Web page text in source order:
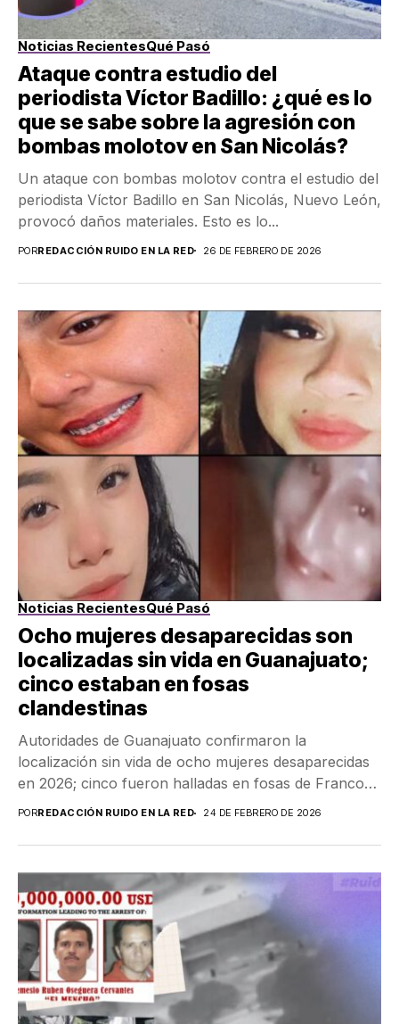
Noticias RecientesQué Pasó
Ataque contra estudio del
periodista Víctor Badillo: ¿qué es lo
que se sabe sobre la agresión con
bombas molotov en San Nicolás?
Un ataque con bombas molotov contra el estudio del
periodista Víctor Badillo en San Nicolás, Nuevo León,
provocó daños materiales. Esto es lo...
PORREDACCIÓN RUIDO EN LA RED 26 DE FEBRERO DE 2026
Noticias RecientesQué Pasó
Ocho mujeres desaparecidas son
localizadas sin vida en Guanajuato;
cinco estaban en fosas
clandestinas
Autoridades de Guanajuato confirmaron la
localización sin vida de ocho mujeres desaparecidas
en 2026; cinco fueron halladas en fosas de Franco
Tavera y...
PORREDACCIÓN RUIDO EN LA RED 24 DE FEBRERO DE 2026